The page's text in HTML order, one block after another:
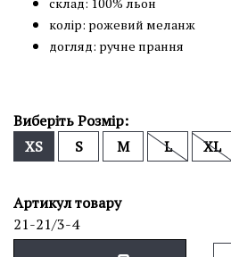
колір: рожевий меланж
догляд: ручне прання
Виберіть Розмір:
XS
S M L XL
Артикул товару
21-21/3-4